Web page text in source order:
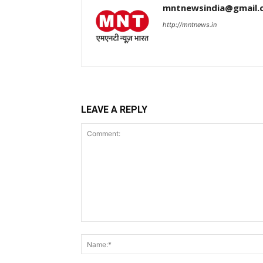
http://mntnews.in
LEAVE A REPLY